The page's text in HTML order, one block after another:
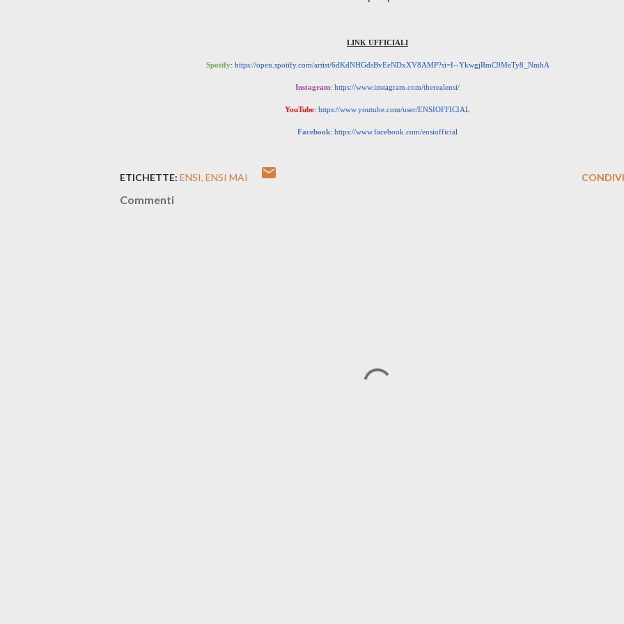
LINK UFFICIALI
Spotify: https://open.spotify.com/artist/6dKdNHGdsBvEeNDxXV8AMP?si=I--YkwgjRmC9MeTy8_NmhA
Instagram: https://www.instagram.com/therealensi/
YouTube: https://www.youtube.com/user/ENSIOFFICIAL
Facebook: https://www.facebook.com/ensiofficial
ETICHETTE: ENSI ENSI MAI
Commenti